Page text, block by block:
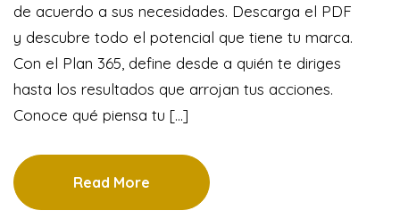
de acuerdo a sus necesidades. Descarga el PDF
y descubre todo el potencial que tiene tu marca.
Con el Plan 365, define desde a quién te diriges
hasta los resultados que arrojan tus acciones.
Conoce qué piensa tu [...]
Read More